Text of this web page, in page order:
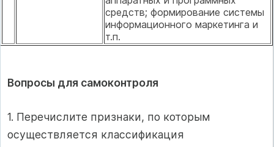
средств; формирование системы
информационного маркетинга и
т.п.
Вопросы для самоконтроля
1. Перечислите признаки, по которым
осуществляется классификация